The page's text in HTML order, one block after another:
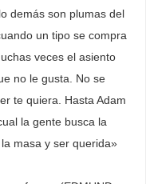
demás son plumas del
un tipo se compra
veces el asiento
no le gusta. No se
te quiera. Hasta Adam
la gente busca la
masa y ser querida»